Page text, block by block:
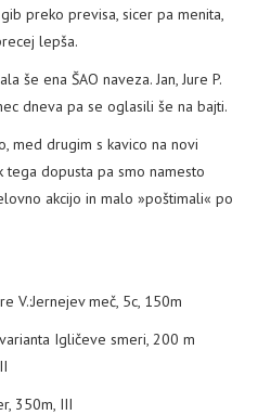
preko previsa, sicer pa menita,
lepša.
še ena ŠAO naveza. Jan, Jure P.
dneva pa se oglasili še na bajti.
med drugim s kavico na novi
tega dopusta pa smo namesto
akcijo in malo »poštimali« po
V.:Jernejev meč, 5c, 150m
Igličeve smeri, 200 m
350m, III